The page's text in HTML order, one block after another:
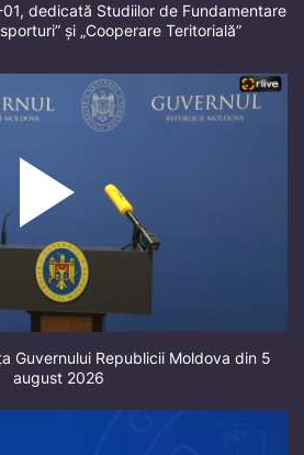
dedicată Studiilor de Fundamentare
și „Cooperare Teritorială”
Guvernului Republicii Moldova din 5
august 2026